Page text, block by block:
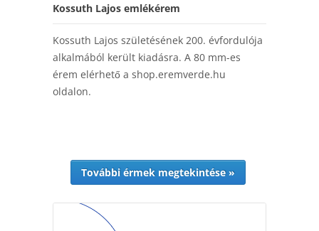
Kossuth Lajos emlékérem
Kossuth Lajos születésének 200. évfordulója
alkalmából került kiadásra. A 80 mm-es
érem elérhető a shop.eremverde.hu
oldalon.
További érmek megtekintése »